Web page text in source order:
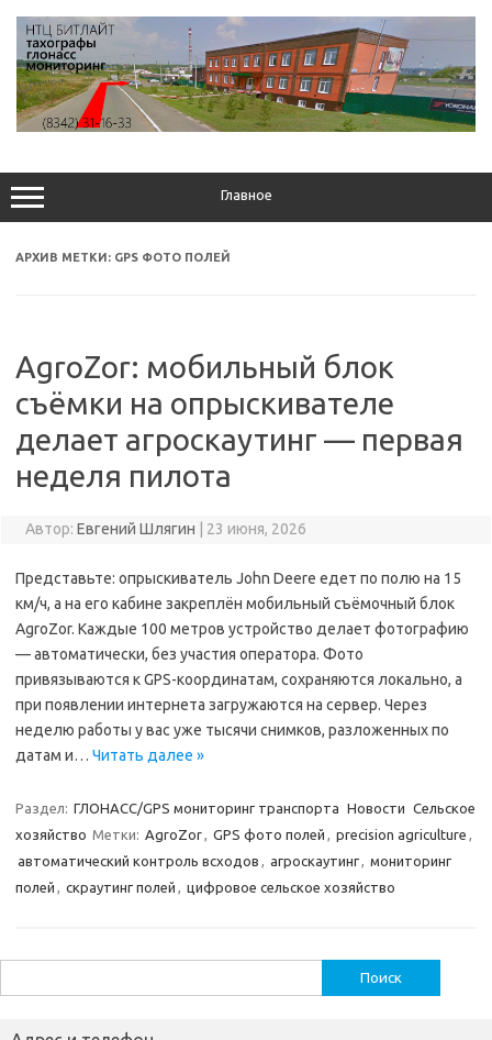
содержимому
Главное
АРХИВ МЕТКИ: GPS ФОТО ПОЛЕЙ
AgroZor: мобильный блок
съёмки на опрыскивателе
делает агроскаутинг — первая
неделя пилота
Автор: Евгений Шлягин 23 июня, 2026
Представьте: опрыскиватель John Deere едет по полю на 15
км/ч, а на его кабине закреплён мобильный съёмочный блок
AgroZor. Каждые 100 метров устройство делает фотографию
— автоматически, без участия оператора. Фото
привязываются к GPS-координатам, сохраняются локально, а
при появлении интернета загружаются на сервер. Через
неделю работы у вас уже тысячи снимков, разложенных по
датам и… Читать далее »
Раздел: ГЛОНАСС/GPS мониторинг транспорта Новости Сельское
хозяйство Метки: AgroZor, GPS фото полей , precision agriculture ,
автоматический контроль всходов , агроскаутинг, мониторинг
полей , скраутинг полей , цифровое сельское хозяйство